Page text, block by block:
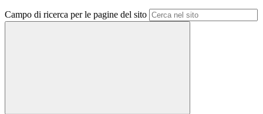
Campo di ricerca per le pagine del sito